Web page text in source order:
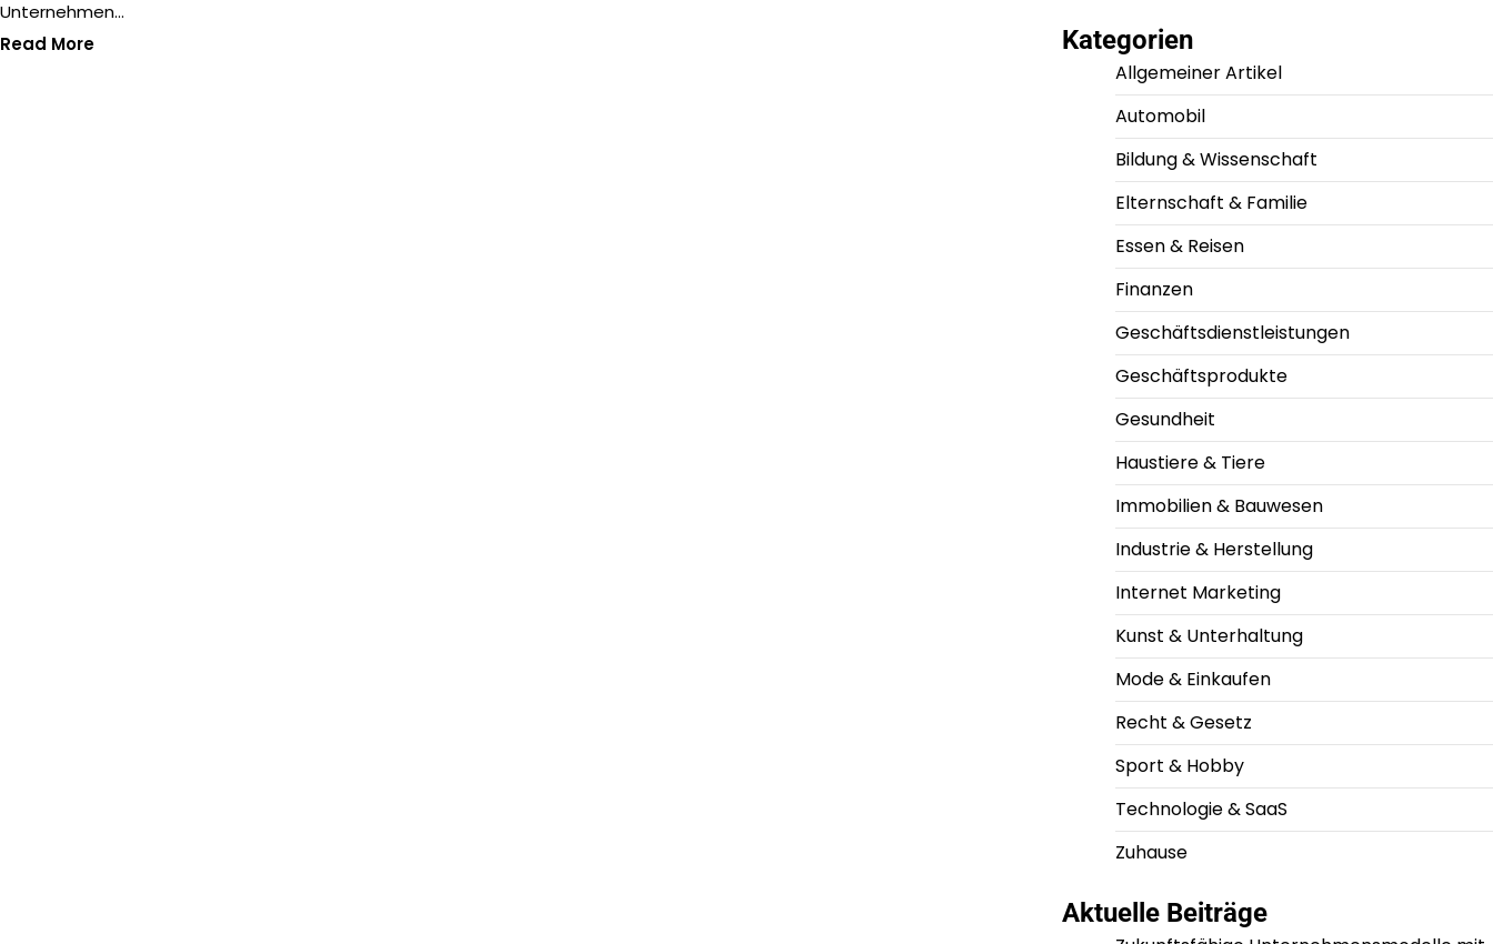
Unternehmen…
Read More
Kategorien
Allgemeiner Artikel
Automobil
Bildung & Wissenschaft
Elternschaft & Familie
Essen & Reisen
Finanzen
Geschäftsdienstleistungen
Geschäftsprodukte
Gesundheit
Haustiere & Tiere
Immobilien & Bauwesen
Industrie & Herstellung
Internet Marketing
Kunst & Unterhaltung
Mode & Einkaufen
Recht & Gesetz
Sport & Hobby
Technologie & SaaS
Zuhause
Aktuelle Beiträge